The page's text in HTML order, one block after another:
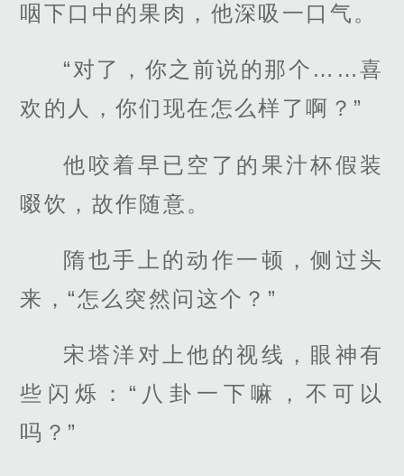
咽下口中的果肉，他深吸一口气。
“对了，你之前说的那个……喜
欢的人，你们现在怎么样了啊？”
他咬着早已空了的果汁杯假装
啜饮，故作随意。
隋也手上的动作一顿，侧过头
来，“怎么突然问这个？”
宋塔洋对上他的视线，眼神有
些闪烁：“八卦一下嘛，不可以
吗？”